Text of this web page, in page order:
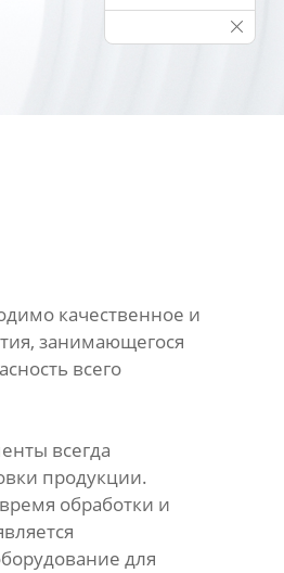
качественное и
занимающегося
всего
всегда
продукции.
обработки и
для